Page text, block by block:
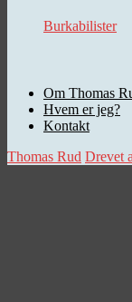
Burkabilister
Om Thomas
Hvem er jeg?
Kontakt
Thomas Rud Drevet